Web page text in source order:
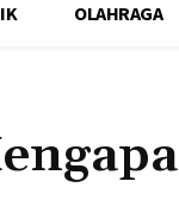
OLAHRAGA